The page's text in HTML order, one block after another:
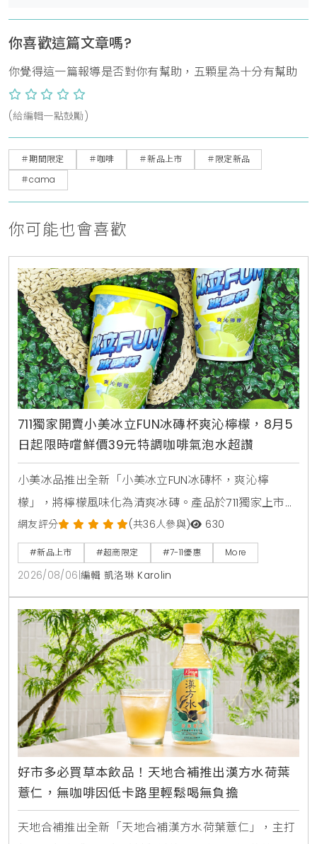
你喜歡這篇文章嗎?
你覺得這一篇報導是否對你有幫助，五顆星為十分有幫助
(給編輯一點鼓勵)
＃期間限定 ＃咖啡 ＃新品上市
＃限定新品
＃cama
你可能也會喜歡
711獨家開賣小美冰立FUN冰磚杯爽沁檸檬，8月5
日起限時嚐鮮價39元特調咖啡氣泡水超讚
小美冰品推出全新「小美冰立FUN冰磚杯，爽沁檸
檬」，將檸檬風味化為清爽冰磚。產品於711獨家上市，
2026年8月5日至9月1日享嚐鮮價39元。顆粒狀冰磚可
直接食用，也能加入氣泡水或咖啡混搭出夏日特調飲
品。
網友評分 (共36人參與) 630
#新品上市 #超商限定 #7-11優惠 More
2026/08/06 編輯 凱洛琳 Karolin
好市多必買草本飲品！天地合補推出漢方水荷葉
薏仁，無咖啡因低卡路里輕鬆喝無負擔
天地合補推出全新「天地合補漢方水荷葉薏仁」，主打